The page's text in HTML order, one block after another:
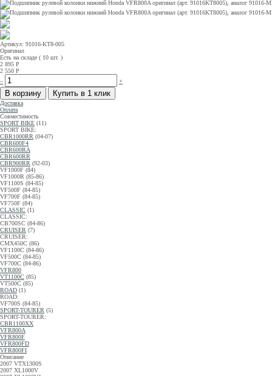
Артикул: 91016-KT8-005
Оригинал
Есть на складе ( 10 шт. )
2 895 Р
2 550 Р
–
+
Доставка
Оплата
Совместимость
SPORT BIKE (11)
SPORT BIKE:
CBR1000RR (04-07)
CBR600F4
CBR600RA
CBR600RR
CBR900RR (92-03)
VF1000F (84)
VF1000R (85-86)
VF1100S (84-85)
VF500F (84-85)
VF700F (84-85)
VF750F (84)
CLASSIC (1)
CLASSIC:
CB700SC (84-86)
CRUISER (7)
CRUISER:
CMX450C (86)
VF1100C (84-86)
VF500C (84-85)
VF700C (84-86)
VFR800
VT1100C (85)
VT500C (85)
ROAD (1)
ROAD:
VF700S (84-85)
SPORT-TOURER (5)
SPORT-TOURER:
CBR1100XX
VFR800A
VFR800F
VFR800FD
VFR800FI
Описание
2007 VTX1300S
2007 XL1000V